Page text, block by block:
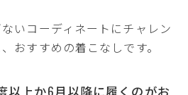
いコーディネートにチャレン
おすすめの着こなしです。
以上か6月以降に履くのがお